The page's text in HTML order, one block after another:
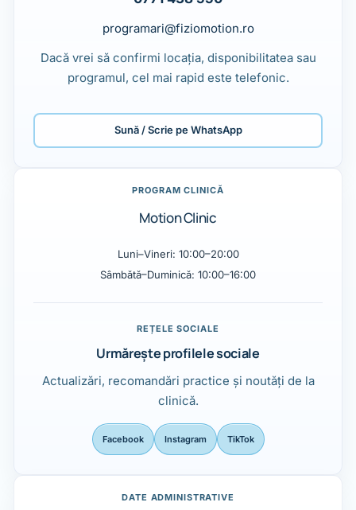
programari@fiziomotion.ro
Dacă vrei să confirmi locația, disponibilitatea sau
programul, cel mai rapid este telefonic.
Sună / Scrie pe WhatsApp
PROGRAM CLINICĂ
Motion Clinic
Luni–Vineri: 10:00–20:00
Sâmbătă–Duminică: 10:00–16:00
REȚELE SOCIALE
Urmărește profilele sociale
Actualizări, recomandări practice și noutăți de la
clinică.
Facebook Instagram TikTok
DATE ADMINISTRATIVE